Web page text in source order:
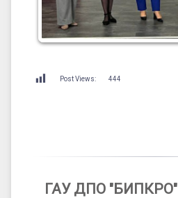
Post Views: 444
ГАУ ДПО "БИПКРО"